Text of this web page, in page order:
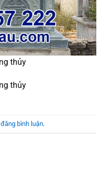
thủy
thủy
đăng bình luận.